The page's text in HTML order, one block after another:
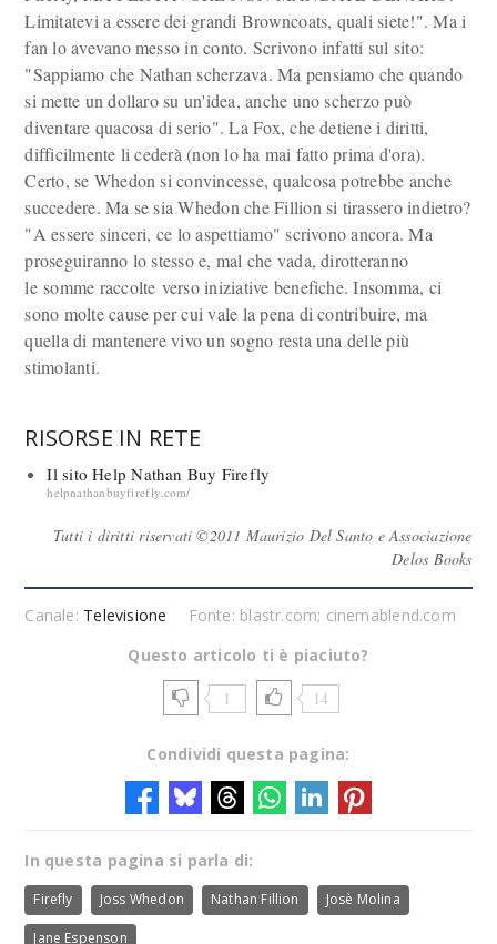
Limitatevi a essere dei grandi Browncoats, quali siete!". Ma i
fan lo avevano messo in conto. Scrivono infatti sul sito:
"Sappiamo che Nathan scherzava. Ma pensiamo che quando
si mette un dollaro su un'idea, anche uno scherzo può
diventare quacosa di serio". La Fox, che detiene i diritti,
difficilmente li cederà (non lo ha mai fatto prima d'ora).
Certo, se Whedon si convincesse, qualcosa potrebbe anche
succedere. Ma se sia Whedon che Fillion si tirassero indietro?
"A essere sinceri, ce lo aspettiamo" scrivono ancora. Ma
proseguiranno lo stesso e, mal che vada, dirotteranno
le somme raccolte verso iniziative benefiche. Insomma, ci
sono molte cause per cui vale la pena di contribuire, ma
quella di mantenere vivo un sogno resta una delle più
stimolanti.
RISORSE IN RETE
Il sito Help Nathan Buy Firefly
helpnathanbuyfirefly.com/
Tutti i diritti riservati ©2011 Maurizio Del Santo e Associazione
Delos Books
Canale: Televisione
Fonte: blastr.com; cinemablend.com
Questo articolo ti è piaciuto?
1 14
Condividi questa pagina:
In questa pagina si parla di:
Firefly Joss Whedon Nathan Fillion Josè Molina
Jane Espenson